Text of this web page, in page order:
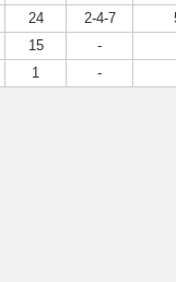
24 2-4-7
15
-
1 -